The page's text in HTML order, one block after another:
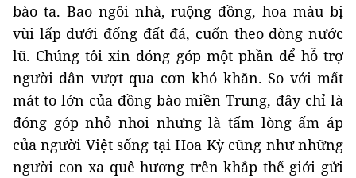
bào ta. Bao ngôi nhà, ruộng đồng, hoa màu bị
vùi lấp dưới đống đất đá, cuốn theo dòng nước
lũ. Chúng tôi xin đóng góp một phần để hỗ trợ
người dân vượt qua cơn khó khăn. So với mất
mát to lớn của đồng bào miền Trung, đây chỉ là
đóng góp nhỏ nhoi nhưng là tấm lòng ấm áp
của người Việt sống tại Hoa Kỳ cũng như những
người con xa quê hương trên khắp thế giới gửi